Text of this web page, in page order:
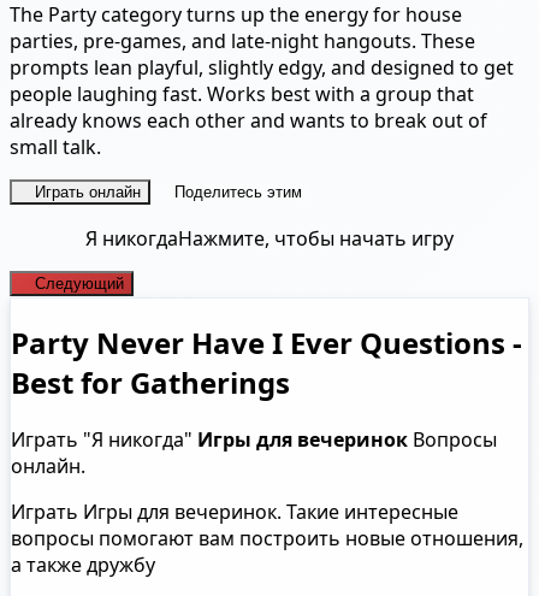
The Party category turns up the energy for house
parties, pre-games, and late-night hangouts. These
prompts lean playful, slightly edgy, and designed to get
people laughing fast. Works best with a group that
already knows each other and wants to break out of
small talk.
Играть онлайн Поделитесь этим
Я никогдаНажмите, чтобы начать игру
Следующий
Party Never Have I Ever Questions -
Best for Gatherings
Играть "Я никогда" Игры для вечеринок Вопросы
онлайн.
Играть Игры для вечеринок. Такие интересные
вопросы помогают вам построить новые отношения,
а также дружбу